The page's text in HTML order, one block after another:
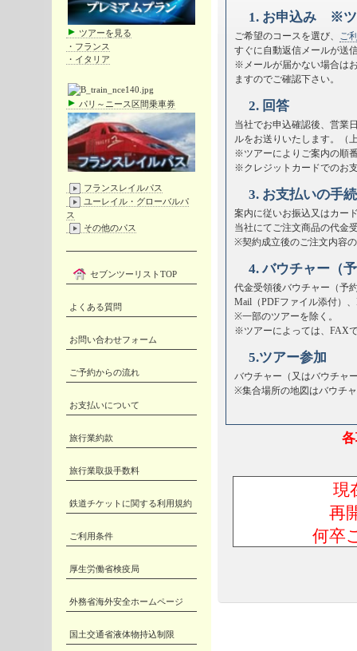
1. お申込み ※ツ
ご希望のコースを選び、 ご
すぐに自動返信メールが送
※メールが届かない場合は
ますのでご確認下さい。
2. 回答
当社でお申込確認後、営業
ルをお送りいたします。（
※ツアーによりご案内の順
※クレジットカードでのお
3. お支払いの手
案内に従いお振込又はカー
当社にてご注文商品の代金
※契約成立後のご注文内容
4. バウチャー（
代金受領後バウチャー（予
Mail（PDFファイル添付）
※一部のツアーを除く。
※ツアーによっては、FAX
5.ツアー参加
バウチャー（又はバウチャ
※集合場所の地図はバウチ
現
再
何卒
ツアーを見る
・フランス
・イタリア
パリ～ニース区間乗車券
フランスレイルパス
ユーレイル・グローバルパ
ス
その他のパス
セブンツーリストTOP
よくある質問
お問い合わせフォーム
ご予約からの流れ
お支払いについて
旅行業約款
旅行業取扱手数料
鉄道チケットに関する利用規約
ご利用条件
厚生労働省検疫局
外務省海外安全ホームページ
国土交通省液体物持込制限